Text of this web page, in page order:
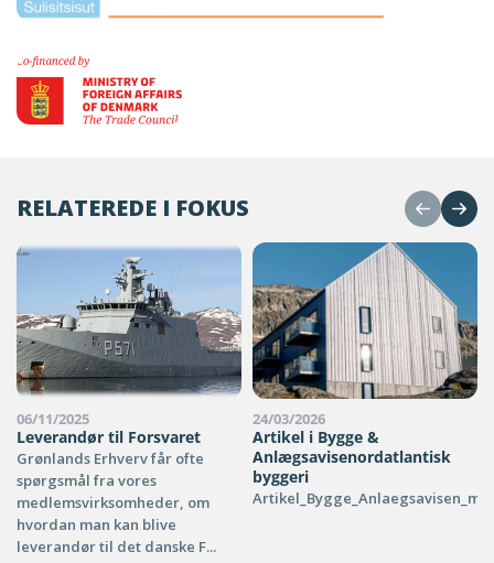
RELATEREDE I FOKUS
06/11/2025
Leverandør til Forsvaret
Grønlands Erhverv får ofte
spørgsmål fra vores
medlemsvirksomheder, om
hvordan man kan blive
leverandør til det danske F...
24/03/2026
Artikel i Bygge &
Anlægsavisenordatlantisk
byggeri